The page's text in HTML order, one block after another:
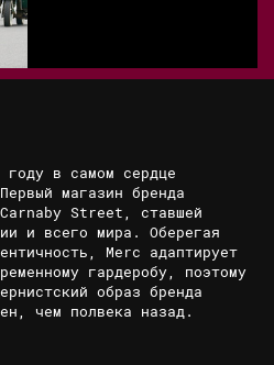
в самом сердце
магазин бренда
Street, ставшей
и всего мира. Оберегая
Merc адаптирует
гардеробу, поэтому
образ бренда
чем полвека назад.